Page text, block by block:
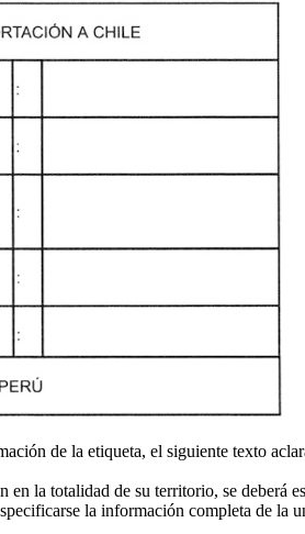
de la etiqueta, el siguiente texto
la totalidad de su territorio, se
la información completa de